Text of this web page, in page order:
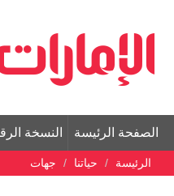
الصفحة الرئيسة النسخة
الرئيسة حياتنا جهات